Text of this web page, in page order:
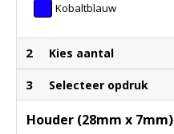
Kobaltblauw
2 Kies aantal
3 Selecteer opdruk
Houder (28mm x 7mm)